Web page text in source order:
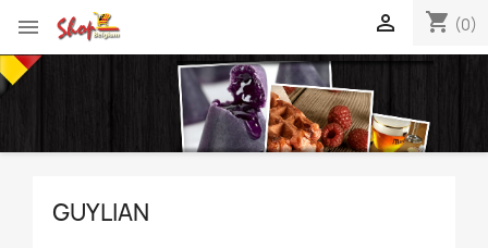
 shopping_cart (0)

GUYLIAN